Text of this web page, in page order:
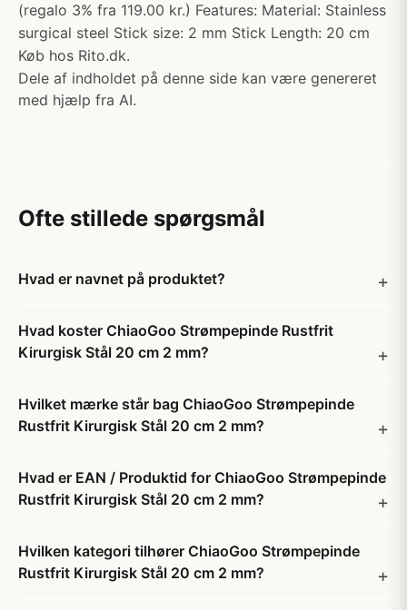
(regalo 3% fra 119.00 kr.) Features: Material: Stainless
surgical steel Stick size: 2 mm Stick Length: 20 cm
Køb hos Rito.dk.
Dele af indholdet på denne side kan være genereret
med hjælp fra AI.
Ofte stillede spørgsmål
Hvad er navnet på produktet?
Hvad koster ChiaoGoo Strømpepinde Rustfrit
Kirurgisk Stål 20 cm 2 mm?
Hvilket mærke står bag ChiaoGoo Strømpepinde
Rustfrit Kirurgisk Stål 20 cm 2 mm?
Hvad er EAN / Produktid for ChiaoGoo Strømpepinde
Rustfrit Kirurgisk Stål 20 cm 2 mm?
Hvilken kategori tilhører ChiaoGoo Strømpepinde
Rustfrit Kirurgisk Stål 20 cm 2 mm?